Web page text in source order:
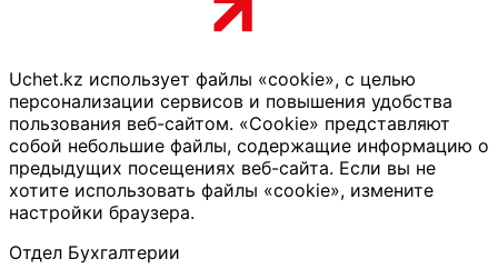
Uchet.kz использует файлы «cookie», с целью
персонализации сервисов и повышения удобства
пользования веб-сайтом. «Cookie» представляют
собой небольшие файлы, содержащие информацию о
предыдущих посещениях веб-сайта. Если вы не
хотите использовать файлы «cookie», измените
настройки браузера.
Отдел Бухгалтерии